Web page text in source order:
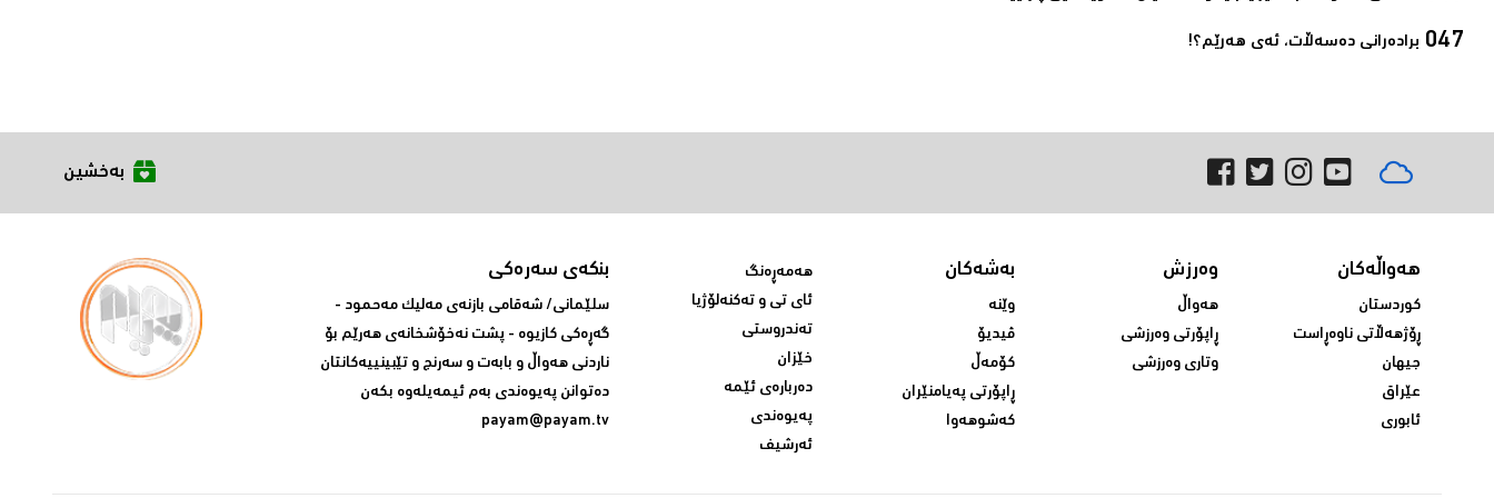
برادەرانی دەسەڵات، ئەی ھەرێم؟!‌
بەخشین
هەواڵەکان
کوردستان
ڕۆژهەڵاتی ناوەڕاست
جیهان
عێراق
ئابوری
وەرزش
هەواڵ
ڕاپۆرتی وەرزشی
وتاری وەرزشی
بەشەکان
وێنە
ڤیدیۆ
کۆمەڵ
ڕاپۆرتی پەیامنێران
کەشوهەوا
هەمەڕەنگ
ئای تی و تەکنەلۆژیا
تەندروستی
خێزان
دەربارەی ئێمە
پەیوەندی
ئەرشیف
بنکەی سەرەکی
سلێمانی/ شه‌قامی بازنه‌ی مه‌لیک مه‌حمود -
گه‌ڕه‌کی کازیوه‌ - پشت نه‌خۆشخانه‌ی‌ هه‌رێم بۆ
ناردنی‌ هه‌واڵ و بابه‌ت و سه‌رنج و تێبینییه‌كانتان
ده‌توانن په‌یوه‌ندی‌ به‌م ئیمه‌یله‌وه‌ بكه‌ن
payam@payam.tv